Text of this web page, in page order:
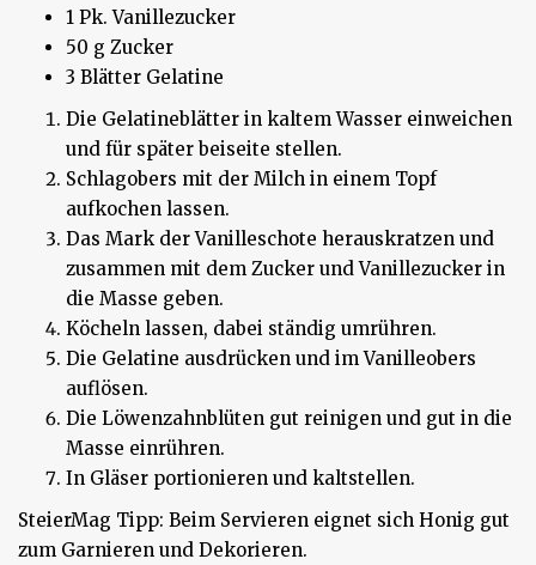
1 Pk. Vanillezucker
50 g Zucker
3 Blätter Gelatine
Die Gelatineblätter in kaltem Wasser einweichen
und für später beiseite stellen.
Schlagobers mit der Milch in einem Topf
aufkochen lassen.
Das Mark der Vanilleschote herauskratzen und
zusammen mit dem Zucker und Vanillezucker in
die Masse geben.
Köcheln lassen, dabei ständig umrühren.
Die Gelatine ausdrücken und im Vanilleobers
auflösen.
Die Löwenzahnblüten gut reinigen und gut in die
Masse einrühren.
In Gläser portionieren und kaltstellen.
SteierMag Tipp: Beim Servieren eignet sich Honig gut
zum Garnieren und Dekorieren.